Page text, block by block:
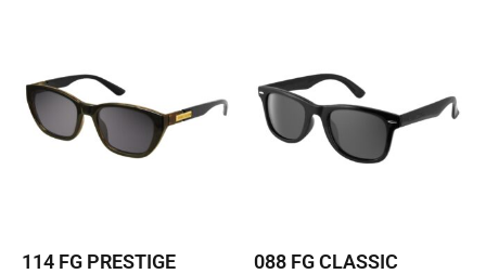
114 FG PRESTIGE
088 FG CLASSIC